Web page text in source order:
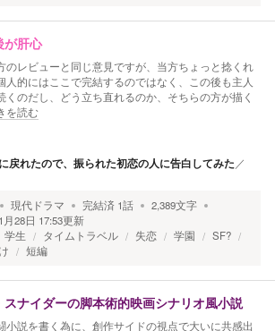
が肝心
レビューと同じ意見ですが、当方ちょっと捻くれ
人的にはここで完結するのではなく、この後も主人
くのだし、どう立ち直れるのか、そちらの方が描く
を読む
戻れたので、振られた初恋の人に告白してみた ／
現代ドラマ 完結済 1話 2,389文字
月28日 17:53更新
学生 タイムトラベル 失恋 学園
SF?
短編
スナイダーの脚本術的映画シナリオ風小説
説を書く為に、創作サイドの視点で大いに共感出